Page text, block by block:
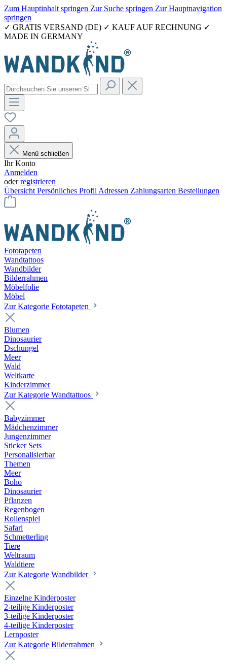
Zum Hauptinhalt springen Zur Suche springen Zur Hauptnavigation
springen
✓ GRATIS VERSAND (DE) ✓ KAUF AUF RECHNUNG ✓
MADE IN GERMANY
Menü schließen
Ihr Konto
Anmelden
oderregistrieren
Übersicht Persönliches Profil Adressen Zahlungsarten Bestellungen
Fototapeten
Wandtattoos
Wandbilder
Bilderrahmen
Möbelfolie
Möbel
Zur Kategorie Fototapeten
Blumen
Dinosaurier
Dschungel
Meer
Wald
Weltkarte
Kinderzimmer
Zur Kategorie Wandtattoos
Babyzimmer
Mädchenzimmer
Jungenzimmer
Sticker Sets
Personalisierbar
Themen
Meer
Boho
Dinosaurier
Pflanzen
Regenbogen
Rollenspiel
Safari
Schmetterling
Tiere
Weltraum
Waldtiere
Zur Kategorie Wandbilder
Einzelne Kinderposter
2-teilige Kinderposter
3-teilige Kinderposter
4-teilige Kinderposter
Lernposter
Zur Kategorie Bilderrahmen